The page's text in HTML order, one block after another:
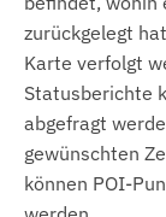
USB-
Für den
aktive
zurückgelegt
Karte verfolgt
Statusberichte
abgefragt
gewünschten
können POI-